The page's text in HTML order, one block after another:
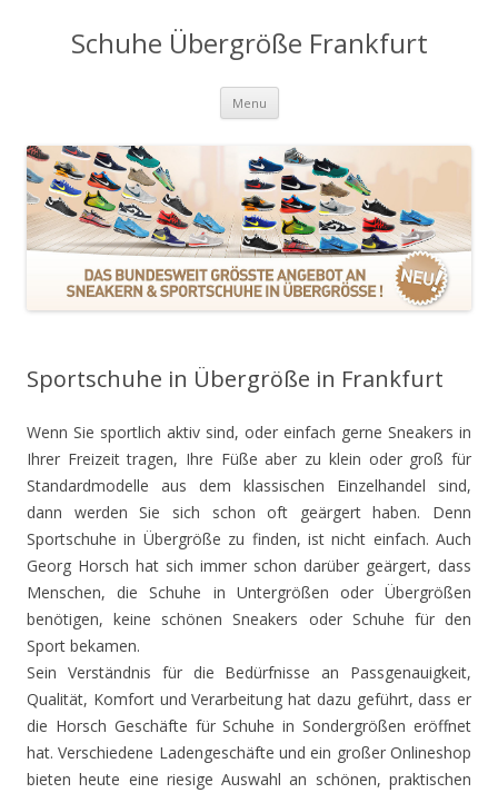
Schuhe Übergröße Frankfurt
Menu Skip to content
Sportschuhe in Übergröße in Frankfurt
Wenn Sie sportlich aktiv sind, oder einfach gerne Sneakers in
Ihrer Freizeit tragen, Ihre Füße aber zu klein oder groß für
Standardmodelle aus dem klassischen Einzelhandel sind,
dann werden Sie sich schon oft geärgert haben. Denn
Sportschuhe in Übergröße zu finden, ist nicht einfach. Auch
Georg Horsch hat sich immer schon darüber geärgert, dass
Menschen, die Schuhe in Untergrößen oder Übergrößen
benötigen, keine schönen Sneakers oder Schuhe für den
Sport bekamen.
Sein Verständnis für die Bedürfnisse an Passgenauigkeit,
Qualität, Komfort und Verarbeitung hat dazu geführt, dass er
die Horsch Geschäfte für Schuhe in Sondergrößen eröffnet
hat. Verschiedene Ladengeschäfte und ein großer Onlineshop
bieten heute eine riesige Auswahl an schönen, praktischen